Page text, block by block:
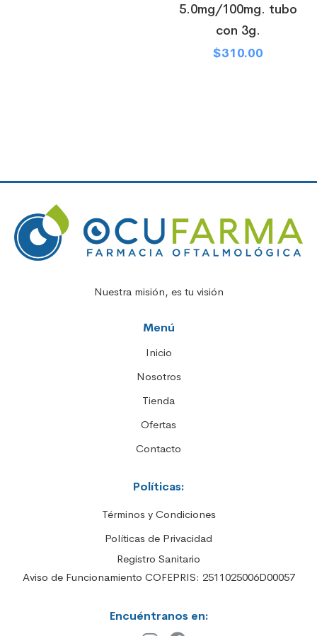
5.0mg/100mg. tubo
con 3g.
$310.00
Nuestra misión, es tu visión
Menú
Inicio
Nosotros
Tienda
Ofertas
Contacto
Políticas:
Términos y Condiciones
Políticas de Privacidad
Registro Sanitario
Aviso de Funcionamiento COFEPRIS: 2511025006D00057
Encuéntranos en: